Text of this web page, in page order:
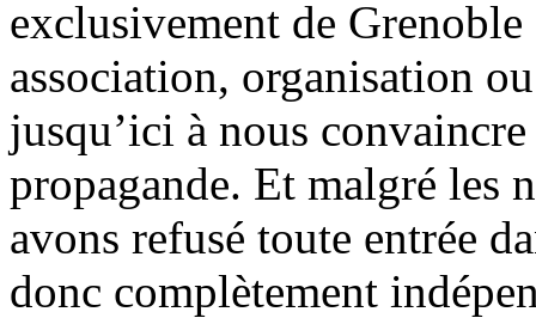
exclusivement de
association, organisation
jusqu’ici à nous
propagande. Et malgré les
avons refusé toute entrée
donc complètement